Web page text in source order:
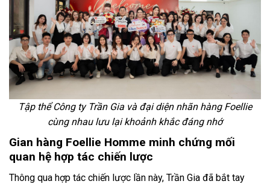
Tập thể Công ty Trần Gia và đại diện nhãn hàng Foellie
cùng nhau lưu lại khoảnh khắc đáng nhớ
Gian hàng Foellie Homme minh chứng mối
quan hệ hợp tác chiến lược
Thông qua hợp tác chiến lược lần này, Trần Gia đã bắt tay